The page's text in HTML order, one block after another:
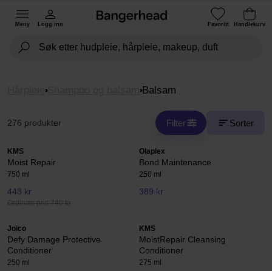
Meny Logg inn Favoritt Handlekurv
Shampoo og balsam Balsam
276 produkter Filter Sorter
KMS
Moist Repair
750 ml
448 kr
Ordinær pris 740 kr
Olaplex
Bond Maintenance
250 ml
389 kr
Joico
Defy Damage Protective
Conditioner
250 ml
KMS
MoistRepair Cleansing
Conditioner
275 ml